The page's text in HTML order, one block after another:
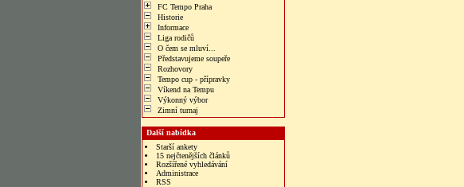
FC Tempo Praha
Historie
Informace
Liga rodičů
O čem se mluví...
Představujeme soupeře
Rozhovory
Tempo cup - přípravky
Víkend na Tempu
Výkonný výbor
Zimní turnaj
Další nabídka
Starší ankety
15 nejčtenějších článků
Rozšířené vyhledávání
Administrace
RSS